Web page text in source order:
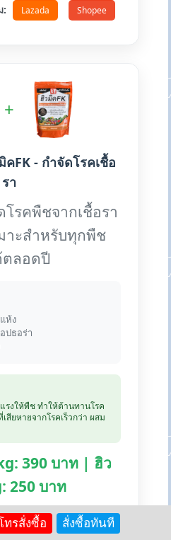
: Lazada Shopee
+
FK - กำจัดโรคเชื้อ
รา
รคพืชจากเชื้อรา
าะสำหรับทุกพืช
ตลอดปี
ห้ง
ปธอร่า
รงให้พืช ทำให้ต้านทานโรค
ยหายจากโรคเร็วกว่า ผสม
390 บาท | ฮิว
250 บาท
Lazada Shopee
ทรสั่งซื้อ สั่งซื้อทันที